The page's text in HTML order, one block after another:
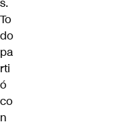
To
do
pa
rti
ó
co
n